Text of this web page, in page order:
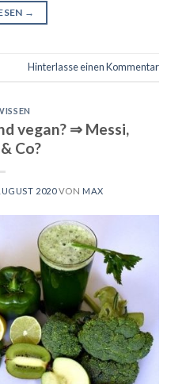
→
Hinterlasse einen Kommentar
vegan? ⇒ Messi,
Co?
2020 VON MAX